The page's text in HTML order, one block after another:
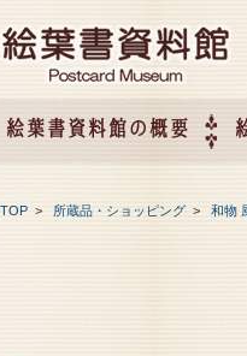
絵葉書資料館の概要
TOP > 所蔵品・ショッピング > 和物